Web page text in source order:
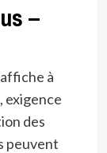
–
à
exigence
des
peuvent